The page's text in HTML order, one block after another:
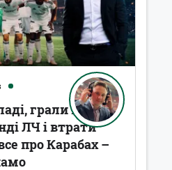
грали в
ЛЧ і втрати
про Карабах –